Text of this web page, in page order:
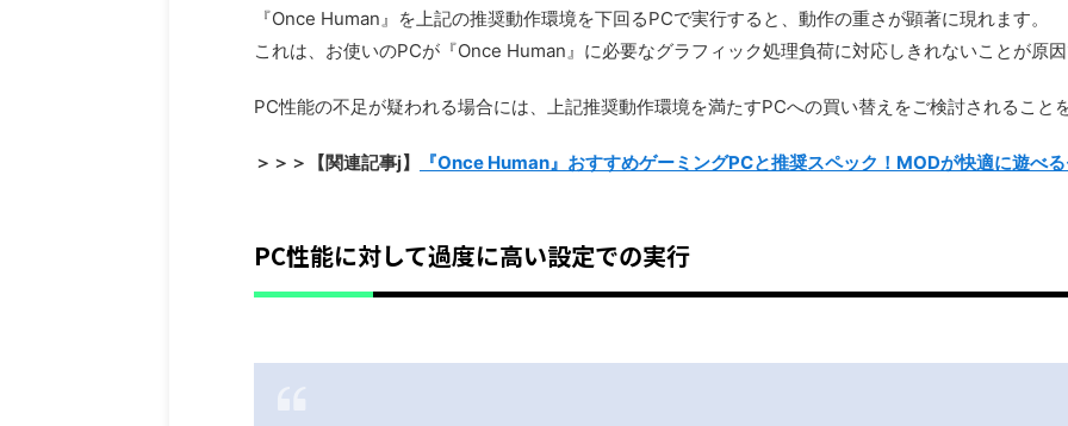
『Once Human』を上記の推奨動作環境を下回るPCで実行すると、動作の重さが顕著に現れます。
これは、お使いのPCが『Once Human』に必要なグラフィック処理負荷に対応しきれないことが原
PC性能の不足が疑われる場合には、上記推奨動作環境を満たすPCへの買い替えをご検討されること
＞＞＞【関連記事j】 『Once Human』おすすめゲーミングPCと推奨スペック！MODが快適に遊べ
PC性能に対して過度に高い設定での実行